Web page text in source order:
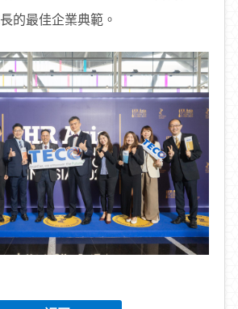
的最佳企業典範。